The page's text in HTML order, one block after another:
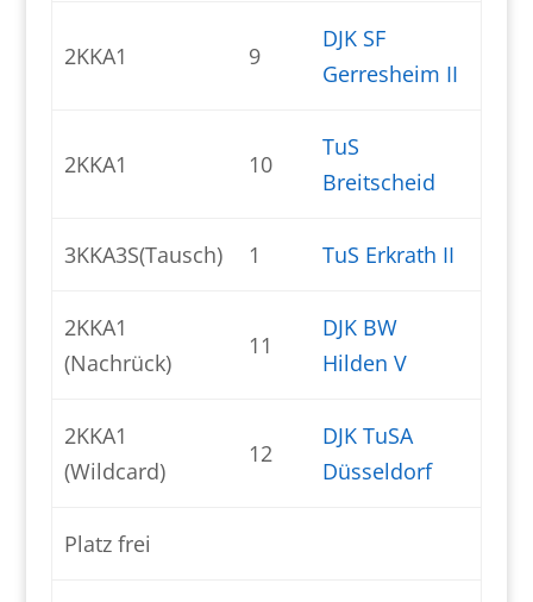
2KKA1 9
DJK SF
Gerresheim II
2KKA1 10
TuS
Breitscheid
3KKA3S(Tausch) 1 TuS Erkrath II
2KKA1
(Nachrück)
11
DJK BW
Hilden V
2KKA1
(Wildcard)
12
DJK TuSA
Düsseldorf
Platz frei